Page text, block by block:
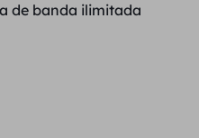
de banda ilimitada